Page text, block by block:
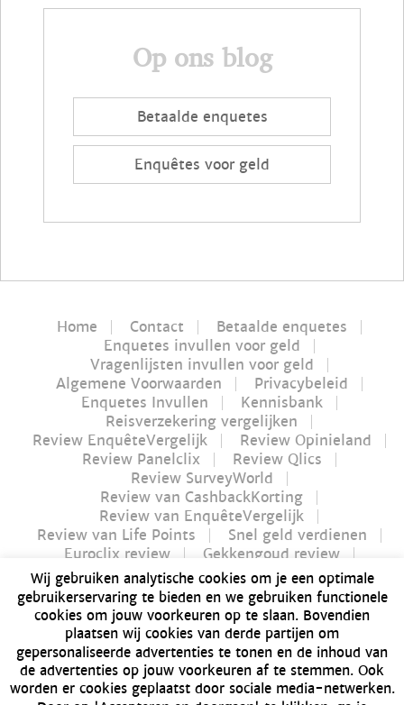
Op ons blog
Betaalde enquetes
Enquêtes voor geld
Home Contact
Betaalde enquetes
Enquetes invullen voor geld
Vragenlijsten invullen voor geld
Algemene Voorwaarden
Privacybeleid
Enquetes Invullen
Kennisbank
Reisverzekering vergelijken
Review EnquêteVergelijk
Review Opinieland
Review Panelclix
Review Qlics
Review SurveyWorld
Review van CashbackKorting
Review van EnquêteVergelijk
Review van Life Points
Snel geld verdienen
Euroclix review
Gekkengoud review
iPay review
Myflavours review
Nucash review
Futurenet review | Is Futurenet betrouwbaar?
Geld verdienen in 1 uur
Dé Bitvavo review van 2021 | Alles over Bitvavo
Bonusway review | Is Bonusway betrouwbaar?
GFK Panel review | Is GFK Panel betrouwbaar?
Wij gebruiken analytische cookies om je een optimale
gebruikerservaring te bieden en we gebruiken functionele
cookies om jouw voorkeuren op te slaan. Bovendien
plaatsen wij cookies van derde partijen om
gepersonaliseerde advertenties te tonen en de inhoud van
de advertenties op jouw voorkeuren af te stemmen. Ook
worden er cookies geplaatst door sociale media-netwerken.